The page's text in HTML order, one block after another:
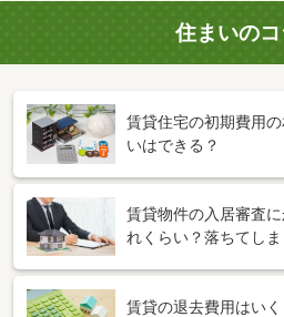
住まいの
賃貸住宅の初期費用
いはできる？
賃貸物件の入居審査
れくらい？落ちてし
賃貸の退去費用はい